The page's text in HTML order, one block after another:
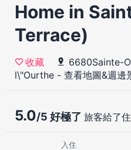
Home in
Terrace)
收藏
6680Sainte-
l\"Ourthe - 查看地圖&週邊
5.0/5 好極了 旅客給了
入住